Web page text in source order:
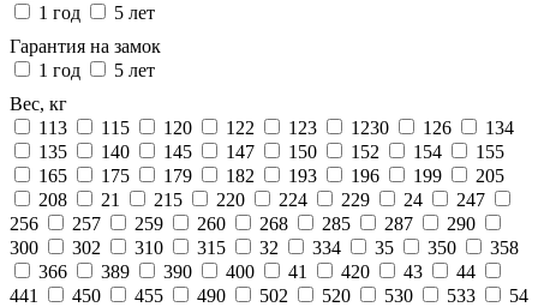
1 год
5 лет
Гарантия на замок
1 год
5 лет
Вес, кг
113
115 120 122 123 1230 126
134
135
140 145 147 150 152 154
155
165
175 179 182 193 196 199
205
208
21 215 220 224 229 24
247
256
257 259 260 268 285 287
290
300
302 310 315 32 334 35 350
358
366
389 390 400 41 420 43
44
441
450 455 490 502 520 530 533
54